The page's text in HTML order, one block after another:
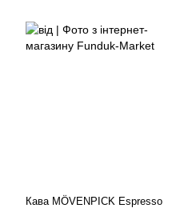
Кава MÖVENPICK Espresso